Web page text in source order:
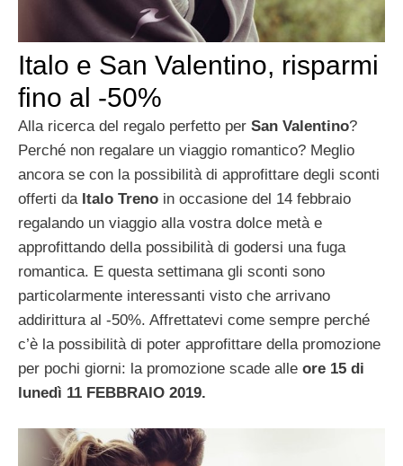
Italo e San Valentino, risparmi
fino al -50%
Alla ricerca del regalo perfetto per San Valentino?
Perché non regalare un viaggio romantico? Meglio
ancora se con la possibilità di approfittare degli sconti
offerti da Italo Treno in occasione del 14 febbraio
regalando un viaggio alla vostra dolce metà e
approfittando della possibilità di godersi una fuga
romantica. E questa settimana gli sconti sono
particolarmente interessanti visto che arrivano
addirittura al -50%. Affrettatevi come sempre perché
c’è la possibilità di poter approfittare della promozione
per pochi giorni: la promozione scade alle ore 15 di
lunedì 11 FEBBRAIO 2019.